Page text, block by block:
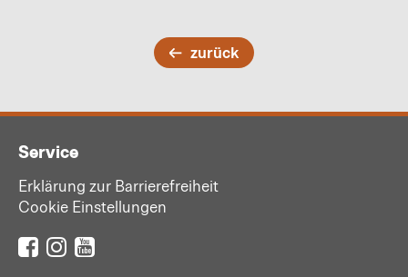
zurück
Service
Erklärung zur Barrierefreiheit
Cookie Einstellungen